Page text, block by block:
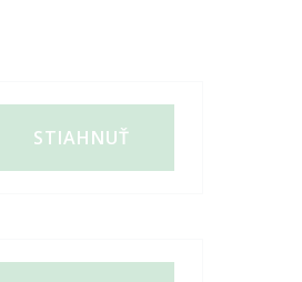
STIAHNUŤ